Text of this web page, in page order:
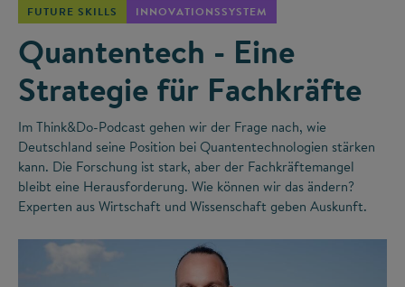
FUTURE SKILLS INNOVATIONSSYSTEM
Quantentech - Eine
Strategie für Fachkräfte
Im Think&Do-Podcast gehen wir der Frage nach, wie
Deutschland seine Position bei Quantentechnologien stärken
kann. Die Forschung ist stark, aber der Fachkräftemangel
bleibt eine Herausforderung. Wie können wir das ändern?
Experten aus Wirtschaft und Wissenschaft geben Auskunft.